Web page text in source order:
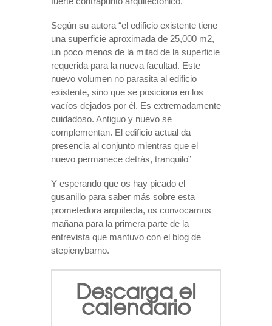
Según su autora “el edificio existente tiene
una superficie aproximada de 25,000 m2,
un poco menos de la mitad de la superficie
requerida para la nueva facultad. Este
nuevo volumen no parasita al edificio
existente, sino que se posiciona en los
vacíos dejados por él. Es extremadamente
cuidadoso. Antiguo y nuevo se
complementan. El edificio actual da
presencia al conjunto mientras que el
nuevo permanece detrás, tranquilo”
Y esperando que os hay picado el
gusanillo para saber más sobre esta
prometedora arquitecta, os convocamos
mañana para la primera parte de la
entrevista que mantuvo con el blog de
stepienybarno.
Descarga el
calendario